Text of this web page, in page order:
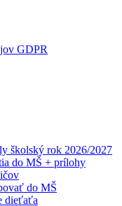
GDPR
školský rok 2026/2027
do MŠ + prílohy
do MŠ
dieťaťa